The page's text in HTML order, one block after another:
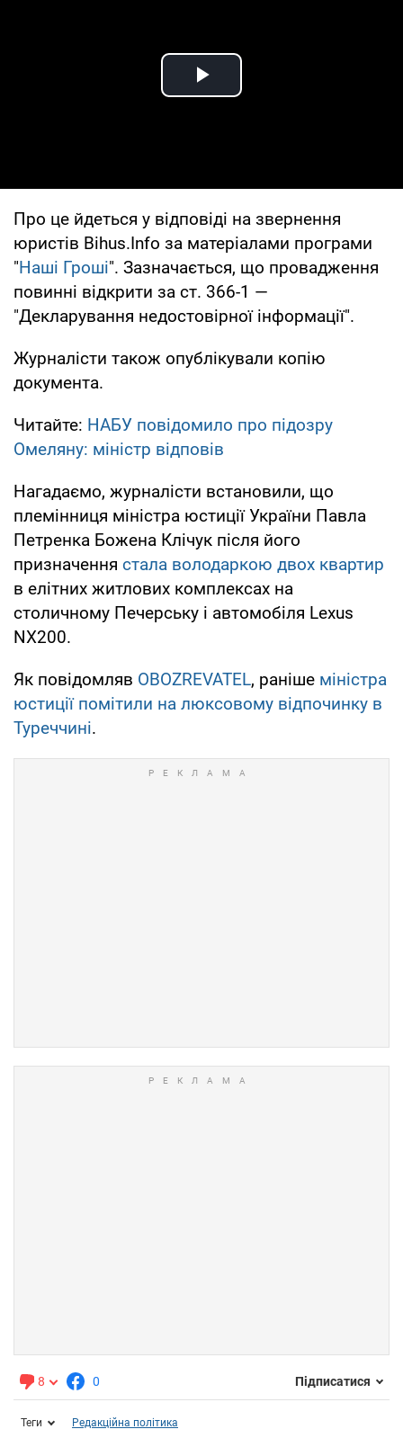
Play Video
Про це йдеться у відповіді на звернення
юристів Bihus.Info за матеріалами програми
"Наші Гроші". Зазначається, що провадження
повинні відкрити за ст. 366-1 —
"Декларування недостовірної інформації".
Журналісти також опублікували копію
документа.
Читайте: НАБУ повідомило про підозру
Омеляну: міністр відповів
Нагадаємо, журналісти встановили, що
племінниця міністра юстиції України Павла
Петренка Божена Клічук після його
призначення стала володаркою двох квартир
в елітних житлових комплексах на
столичному Печерську і автомобіля Lexus
NX200.
Як повідомляв OBOZREVATEL, раніше міністра
юстиції помітили на люксовому відпочинку в
Туреччині.
8 0 Підписатися
Теги Редакційна політика